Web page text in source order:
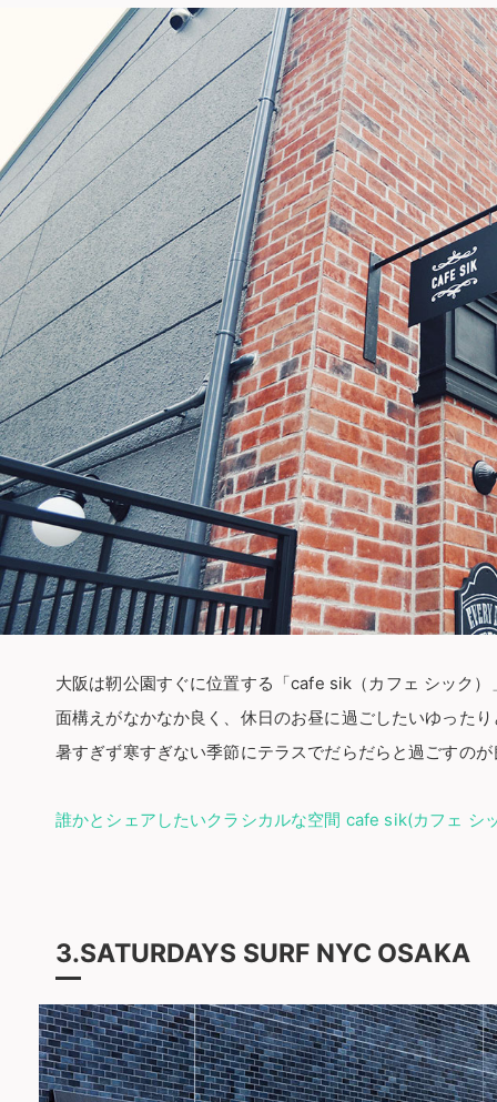
大阪は靭公園すぐに位置する「cafe sik（カフェ シック）
面構えがなかなか良く、休日のお昼に過ごしたいゆった
暑すぎず寒すぎない季節にテラスでだらだらと過ごすのが
誰かとシェアしたいクラシカルな空間 cafe sik(カフェ シ
3.SATURDAYS SURF NYC OSAKA